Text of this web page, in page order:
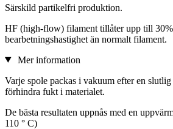
Särskild partikelfri produktion.
HF (high-flow) filament tillåter upp till 30%
bearbetningshastighet än normalt filament.
Mer information
Varje spole packas i vakuum efter en
förhindra fukt i materialet.
De bästa resultaten uppnås med en
110 ° C)